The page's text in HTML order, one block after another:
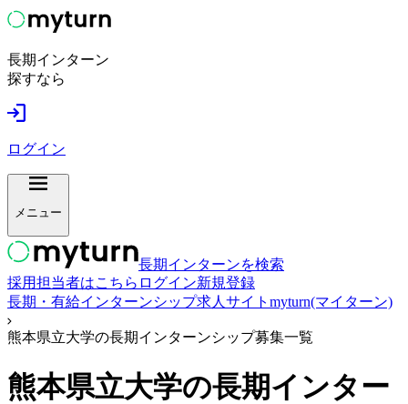
長期インターン
探すなら
ログイン
メニュー
長期インターンを検索
採用担当者はこちら ログイン新規登録
長期・有給インターンシップ求人サイトmyturn(マイターン)
熊本県立大学の長期インターンシップ募集一覧
熊本県立大学の長期インター